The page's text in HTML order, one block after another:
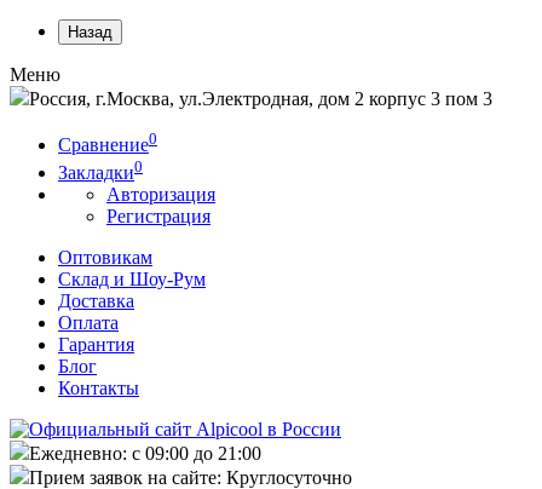
Назад
Меню
Россия, г.Москва, ул.Электродная, дом 2 корпус 3 пом 3
Сравнение0
Закладки0
Авторизация
Регистрация
Оптовикам
Склад и Шоу-Рум
Доставка
Оплата
Гарантия
Блог
Контакты
Ежедневно: с 09:00 до 21:00
Прием заявок на сайте: Круглосуточно